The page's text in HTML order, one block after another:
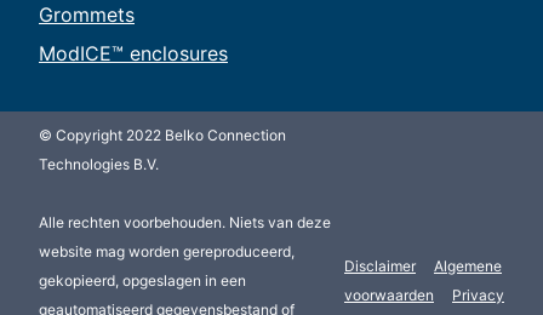
Grommets
ModICE™ enclosures
© Copyright 2022 Belko Connection
Technologies B.V.
Alle rechten voorbehouden. Niets van deze
website mag worden gereproduceerd,
gekopieerd, opgeslagen in een
geautomatiseerd gegevensbestand of
Disclaimer
Algemene
voorwaarden
Privacy